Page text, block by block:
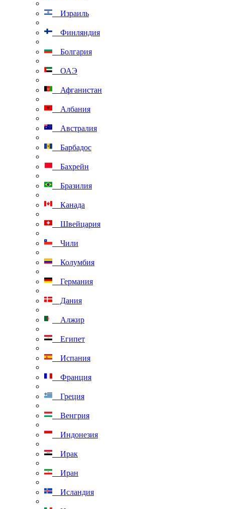
Израиль
Финляндия
Болгария
ОАЭ
Афганистан
Албания
Австралия
Барбадос
Бахрейн
Бразилия
Канада
Швейцария
Чили
Колумбия
Германия
Дания
Алжир
Египет
Испания
Франция
Греция
Венгрия
Индонезия
Ирак
Иран
Исландия